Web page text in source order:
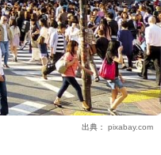
出典： pixabay.com